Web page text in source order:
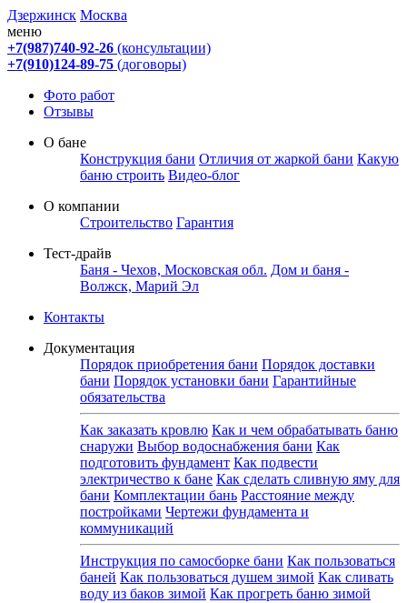
Дзержинск Москва
меню
+7(987)740-92-26 (консультации)
+7(910)124-89-75 (договоры)
Фото работ
Отзывы
О бане
Конструкция бани Отличия от жаркой бани Какую
баню строить Видео-блог
О компании
Строительство Гарантия
Тест-драйв
Баня - Чехов, Московская обл. Дом и баня -
Волжск, Марий Эл
Контакты
Документация
Порядок приобретения бани Порядок доставки
бани Порядок установки бани Гарантийные
обязательства
Как заказать кровлю Как и чем обрабатывать баню
снаружи Выбор водоснабжения бани Как
подготовить фундамент Как подвести
электричество к бане Как сделать сливную яму для
бани Комплектации бань Расстояние между
постройками Чертежи фундамента и
коммуникаций
Инструкция по самосборке бани Как пользоваться
баней Как пользоваться душем зимой Как сливать
воду из баков зимой Как прогреть баню зимой